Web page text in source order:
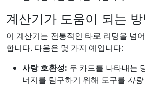
계산기가 도움이 되는 방
이 계산기는 전통적인 타로 리딩을 넘
합니다. 다음은 몇 가지 예입니다:
사랑 호환성: 두 카드를 나타내는
너지를 탐구하기 위해 도구를 사